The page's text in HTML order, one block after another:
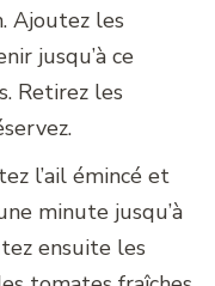
Ajoutez les
jusqu’à ce
Retirez les
l’ail émincé et
minute jusqu’à
ensuite les